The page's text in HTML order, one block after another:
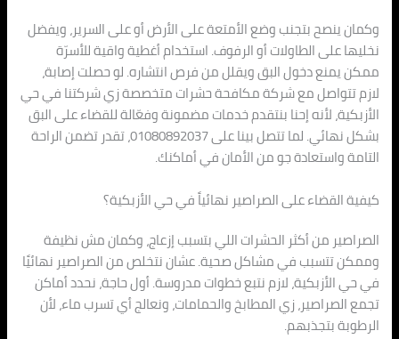
وكمان ينصح بتجنب وضع الأمتعة على الأرض أو على السرير، ويفضل
نخليها على الطاولات أو الرفوف. استخدام أغطية واقية للأسرّة
ممكن يمنع دخول البق ويقلل من فرص انتشاره. لو حصلت إصابة،
لازم تتواصل مع شركة مكافحة حشرات متخصصة زي شركتنا في حي
الأزبكية، لأنه إحنا بنتقدم خدمات مضمونة وفعّالة للقضاء على البق
بشكل نهائي. لما تتصل بينا على 01080892037، تقدر تضمن الراحة
التامة واستعادة جو من الأمان في أماكنك.
كيفية القضاء على الصراصير نهائياً في حي الأزبكية؟
الصراصير من أكثر الحشرات اللي بتسبب إزعاج، وكمان مش نظيفة
وممكن تتسبب في مشاكل صحية. عشان نتخلص من الصراصير نهائيًا
في حي الأزبكية، لازم نتبع خطوات مدروسة. أول حاجة، نحدد أماكن
تجمع الصراصير، زي المطابخ والحمامات، ونعالج أي تسرب ماء، لأن
الرطوبة بتجذبهم.